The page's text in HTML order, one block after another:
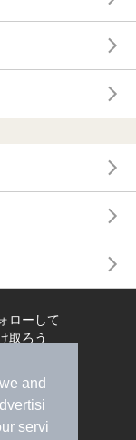
and
servi
ローして
取ろう